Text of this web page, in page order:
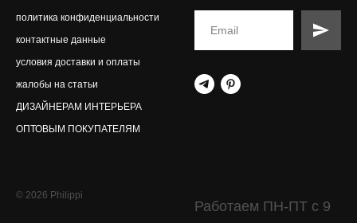
политика конфиденциальности
контактные данные
условия доставки и оплаты
жалобы на статьи
ДИЗАЙНЕРАМ ИНТЕРЬЕРА
ОПТОВЫМ ПОКУПАТЕЛЯМ
© 2026 Philippi
Работаем ПН-ПТ с 9